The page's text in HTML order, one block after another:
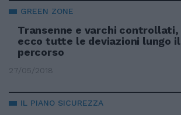
GREEN ZONE
Transenne e varchi controllati,
ecco tutte le deviazioni lungo il
percorso
27/05/2018
IL PIANO SICUREZZA